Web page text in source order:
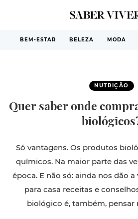
BEM-ESTAR BELEZA MODA
NUTRIÇÃO
Quer saber onde
Só vantagens. Os produtos
químicos. Na maior parte das
época. E não só: ainda nos dão
para casa receitas e
biológico é, também, pensar